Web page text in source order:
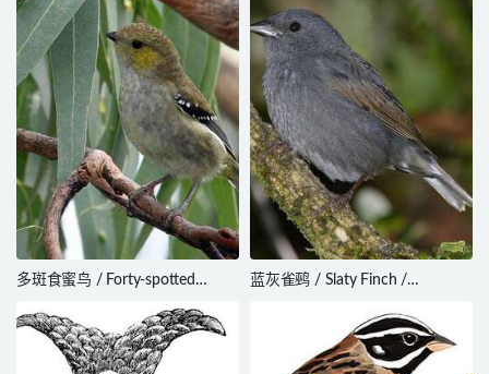
多斑食蜜鸟 / Forty-spotted
quadragintus
蓝灰雀鹀 / Slaty Finch /